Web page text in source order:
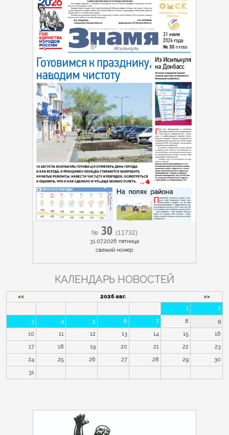
№ 30 (11732)
31.07.2026 пятница
cвежий номер
КАЛЕНДАРЬ НОВОСТЕЙ
<< 2026 авг.
>>
1
2
3
4 5 6 7 8
9
10
11 12 13 14 15
16
17
18 19 20 21 22
23
24
25 26 27 28 29
30
31